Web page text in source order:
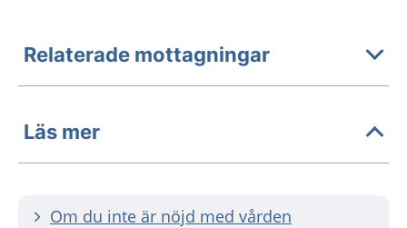
Relaterade mottagningar
Läs mer
Om du inte är nöjd med vården